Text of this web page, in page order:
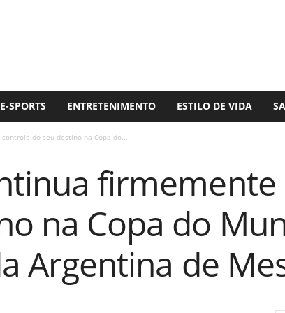
E-SPORTS ENTRETENIMENTO ESTILO DE VIDA
do seu destino na Copa do...
na Copa do
Argentina de